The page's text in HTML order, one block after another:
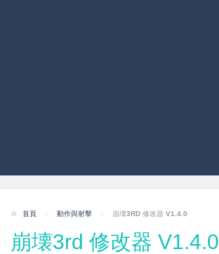
首頁 / 動作與射擊 / 崩壊3RD 修改器 V1.4.0
崩壊3rd 修改器 V1.4.0